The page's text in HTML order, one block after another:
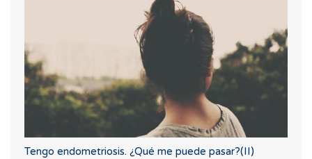
Tengo endometriosis. ¿Qué me puede pasar?(II)